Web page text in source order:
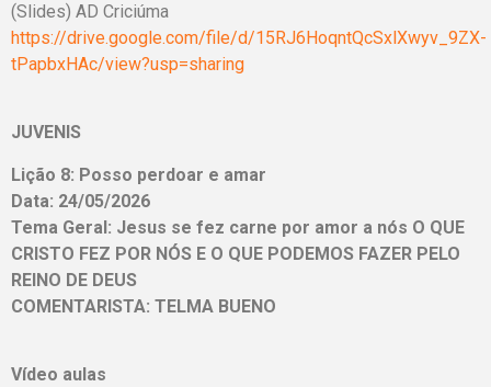
(Slides) AD Criciúma
https://drive.google.com/file/d/15RJ6HoqntQcSxlXwyv_9ZX-
tPapbxHAc/view?usp=sharing
JUVENIS
Lição 8: Posso perdoar e amar
Data: 24/05/2026
Tema Geral: Jesus se fez carne por amor a nós O QUE
CRISTO FEZ POR NÓS E O QUE PODEMOS FAZER PELO
REINO DE DEUS
COMENTARISTA: TELMA BUENO
Vídeo aulas